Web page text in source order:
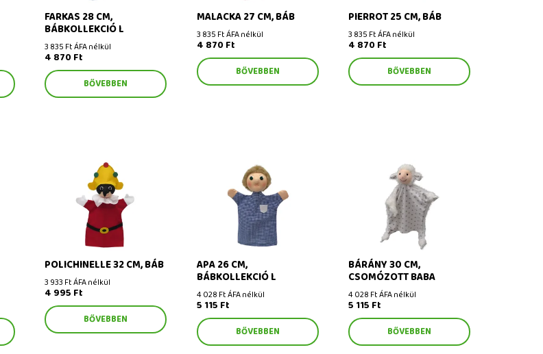
FARKAS 28 CM,
BÁBKOLLEKCIÓ L
3 835 Ft ÁFA nélkül
4 870 Ft
BŐVEBBEN
MALACKA 27 CM, BÁB
3 835 Ft ÁFA nélkül
4 870 Ft
BŐVEBBEN
PIERROT 25 CM, BÁB
3 835 Ft ÁFA nélkül
4 870 Ft
BŐVEBBEN
Polichinelle 32 cm, báb
POLICHINELLE 32 CM, BÁB
3 933 Ft ÁFA nélkül
4 995 Ft
BŐVEBBEN
Apa 26 cm, bábkollekció L
APA 26 CM,
BÁBKOLLEKCIÓ L
4 028 Ft ÁFA nélkül
5 115 Ft
BŐVEBBEN
Bárány 30 cm, csomózott
BÁRÁNY 30 CM,
CSOMÓZOTT BABA
4 028 Ft ÁFA nélkül
5 115 Ft
BŐVEBBEN